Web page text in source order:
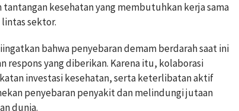
tantangan kesehatan yang membutuhkan kerja sama
sektor.
bahwa penyebaran demam berdarah saat ini
respons yang diberikan. Karena itu, kolaborasi
investasi kesehatan, serta keterlibatan aktif
penyebaran penyakit dan melindungi jutaan
dunia.